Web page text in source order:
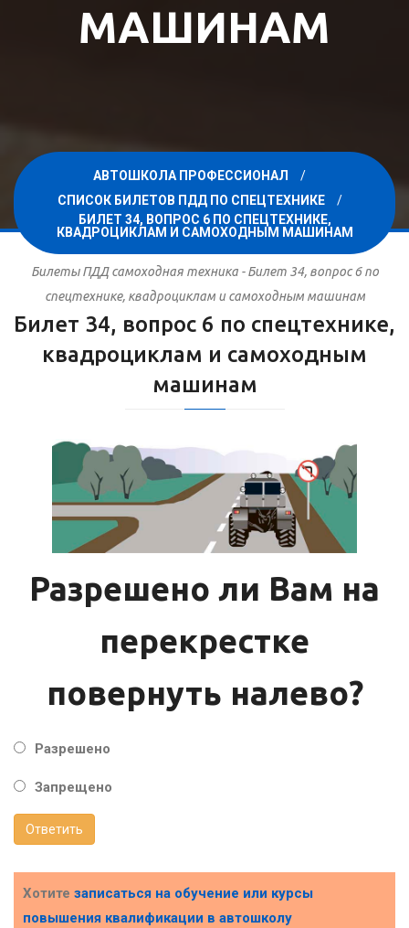
МАШИНАМ
АВТОШКОЛА ПРОФЕССИОНАЛ
СПИСОК БИЛЕТОВ ПДД ПО СПЕЦТЕХНИКЕ
БИЛЕТ 34, ВОПРОС 6 ПО СПЕЦТЕХНИКЕ,
КВАДРОЦИКЛАМ И САМОХОДНЫМ МАШИНАМ
Билеты ПДД самоходная техника - Билет 34, вопрос 6 по
спецтехнике, квадроциклам и самоходным машинам
Билет 34, вопрос 6 по спецтехнике,
квадроциклам и самоходным
машинам
Разрешено ли Вам на
перекрестке
повернуть налево?
Разрешено
Запрещено
Ответить
Хотите записаться на обучение или курсы
повышения квалификации в автошколу